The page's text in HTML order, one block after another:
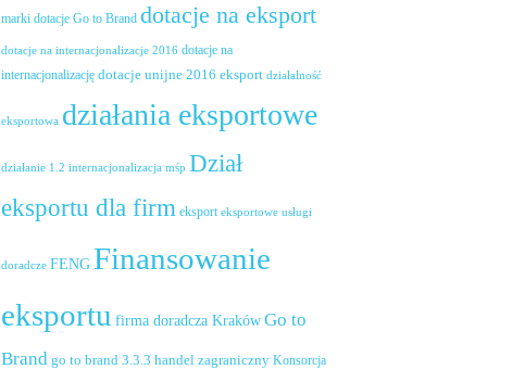
marki dotacje Go to Brand dotacje na eksport
dotacje na internacjonalizacje 2016 dotacje na
internacjonalizację dotacje unijne 2016 eksport działalność
eksportowa działania eksportowe
działanie 1.2 internacjonalizacja mśp Dział
eksportu dla firm eksport eksportowe usługi
doradcze FENG Finansowanie
eksportu firma doradcza KrakówGo to
Brand go to brand 3.3.3 handel zagraniczny Konsorcja